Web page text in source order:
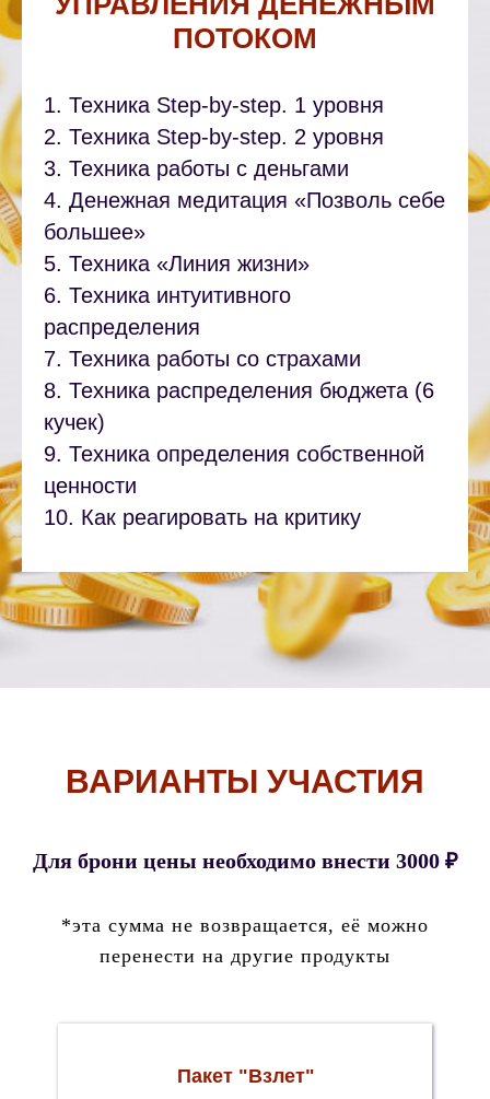
ПОТОКОМ
1. Техника Step-by-step. 1 уровня
2. Техника Step-by-step. 2 уровня
3. Техника работы с деньгами
4. Денежная медитация «Позволь себе
большее»
5. Техника «Линия жизни»
6. Техника интуитивного
распределения
7. Техника работы со страхами
8. Техника распределения бюджета (6
кучек)
9. Техника определения собственной
ценности
10. Как реагировать на критику
ВАРИАНТЫ УЧАСТИЯ
Для брони цены необходимо внести 3000 ₽
*эта сумма не возвращается, её можно
перенести на другие продукты
Пакет "Взлет"